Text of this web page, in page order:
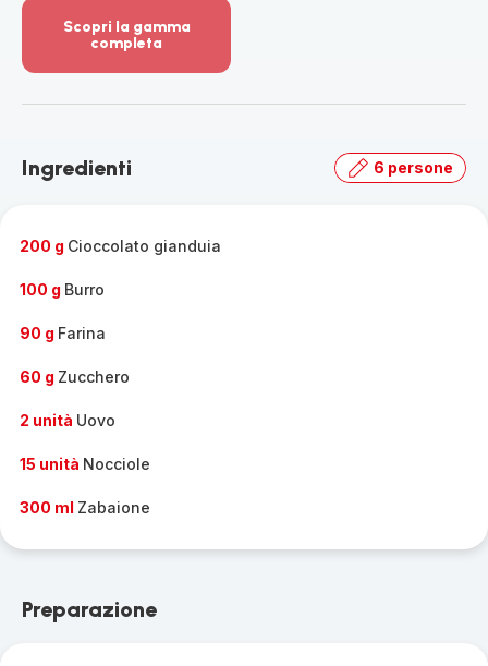
Scopri la gamma
completa
dettagli
la
Ingredienti 6 persone
200 g Cioccolato gianduia
100 g Burro
90 g Farina
60 g Zucchero
2 unità Uovo
15 unità Nocciole
300 ml Zabaione
Preparazione